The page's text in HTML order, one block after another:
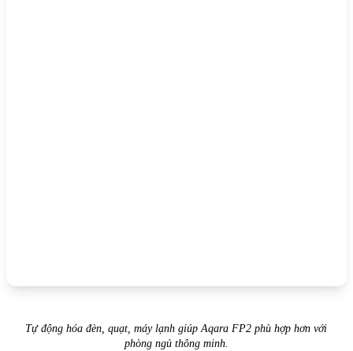
Tự động hóa đèn, quạt, máy lạnh giúp Aqara FP2 phù hợp hơn với
phòng ngủ thông minh.